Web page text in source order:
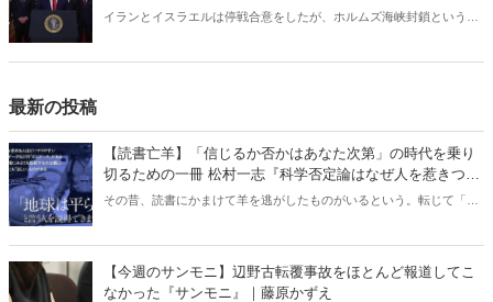
イランとイスラエルは停戦合意をしたが、ホルムズ海峡封鎖という
最新の投稿
【読書亡羊】「信じるか否かはあなた次第」の時代を乗り
切るための一冊 松村一志『科学否定論はなぜ人を惹きつけ
るのか』（ちくま新書）｜梶原麻衣子
その昔、読書にかまけて羊を逃がしたものがいるという。転じて「読
ある。元月刊『Hanada』編集部員のライター・梶原がお送りする時事
書評！
【今週のサンモニ】辺野古転覆事故をほとんど報道してこ
なかった『サンモニ』｜藤原かずえ